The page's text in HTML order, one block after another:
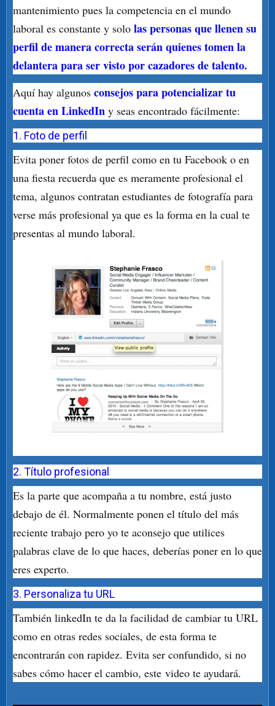
mantenimiento pues la competencia en el mundo
laboral es constante y solo las personas que llenen su
perfil de manera correcta serán quienes tomen la
delantera para ser visto por cazadores de talento.
Aquí hay algunos consejos para potencializar tu
cuenta en LinkedIn y seas encontrado fácilmente:
1. Foto de perfil
Evita poner fotos de perfil como en tu Facebook o en
una fiesta recuerda que es meramente profesional el
tema, algunos contratan estudiantes de fotografía para
verse más profesional ya que es la forma en la cual te
presentas al mundo laboral.
2. Título profesional
Es la parte que acompaña a tu nombre, está justo
debajo de él. Normalmente ponen el título del más
reciente trabajo pero yo te aconsejo que utilices
palabras clave de lo que haces, deberías poner en lo que
eres experto.
3. Personaliza tu URL
También linkedIn te da la facilidad de cambiar tu URL
como en otras redes sociales, de esta forma te
encontrarán con rapidez. Evita ser confundido, si no
sabes cómo hacer el cambio, este video te ayudará.